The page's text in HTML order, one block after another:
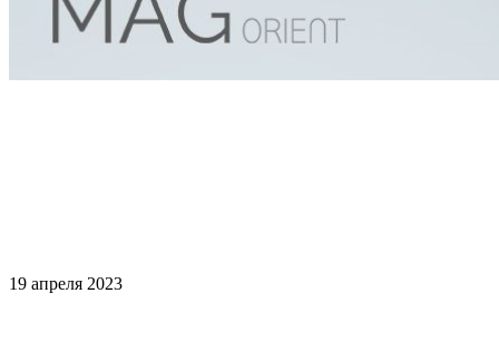
19 апреля 2023